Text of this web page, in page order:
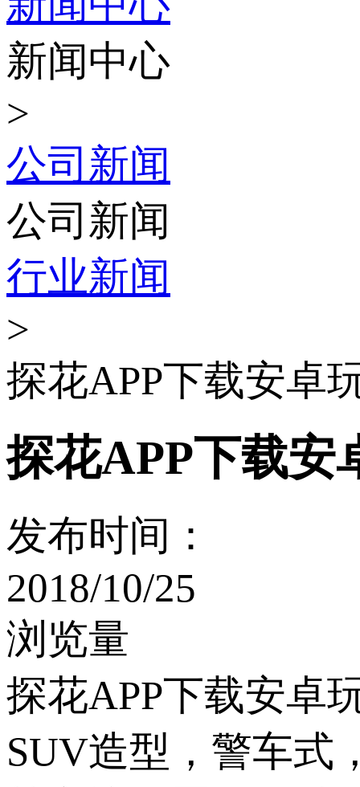
新闻中心
>
公司新闻
公司新闻
行业新闻
>
探花APP下载安卓
探花APP下载安
发布时间：
2018/10/25
浏览量
探花APP下载安
SUV造型，警车式